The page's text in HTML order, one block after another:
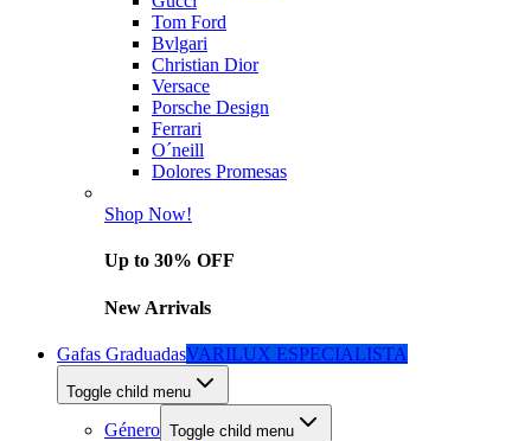
Tom Ford
Bvlgari
Christian Dior
Versace
Porsche Design
Ferrari
O´neill
Dolores Promesas
Shop Now!
Up to 30% OFF
New Arrivals
Gafas GraduadasVARILUX ESPECIALISTA
Toggle child menu
Género Toggle child menu